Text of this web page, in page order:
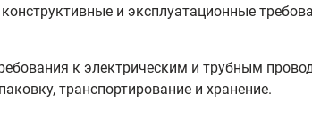
и эксплуатационные
к электрическим и трубным
транспортирование и хранение.